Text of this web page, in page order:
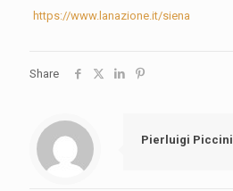
https://www.lanazione.it/siena
Share
Pierluigi Piccini